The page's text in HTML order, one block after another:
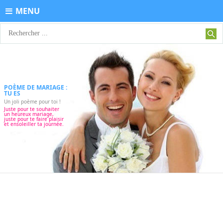
MENU
POÈME DE MARIAGE :
TU ES
Un joli poème pour toi !
Juste pour te souhaiter
un heureux mariage,
juste pour te faire plaisir
et ensoleiller ta journée.